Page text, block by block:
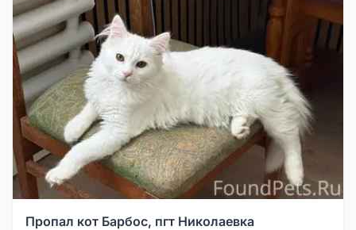
Пропал кот Барбос, пгт Николаевка